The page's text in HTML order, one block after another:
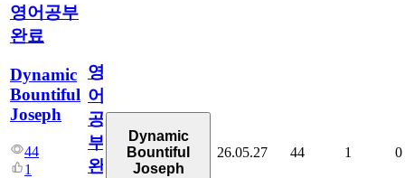
영어공부
완료
Dynamic
Bountiful
Joseph
44
1
영
어
공
부
완
Dynamic
Bountiful
Joseph
26.05.27 44 1 0